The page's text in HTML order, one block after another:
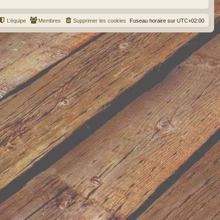
Fuseau horaire sur UTC+02:00
Supprimer les cookies
Membres
L’équipe